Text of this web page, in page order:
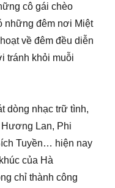
cô gái chèo
những đêm nơi Miệt
về đêm đều diễn
tránh khỏi muỗi
dòng nhạc trữ tình,
Lan, Phi
Tuyền… hiện nay
của Hà
chỉ thành công